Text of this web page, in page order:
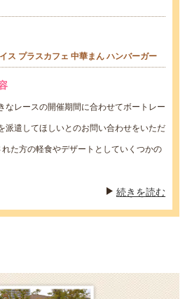
ス プラスカフェ 中華まん ハンバーガー
レースの開催期間に合わせてボートレー
派遣してほしいとのお問い合わせをいただ
た方の軽食やデザートとしていくつかの
続きを読む